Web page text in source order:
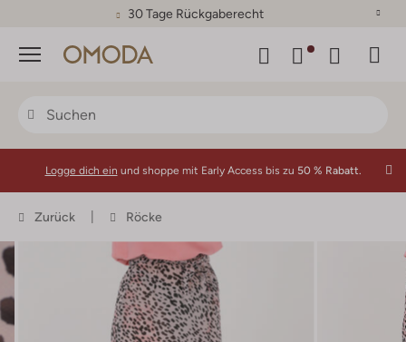
30 Tage Rückgaberecht
Menü
Logge dich ein und shoppe mit Early Access bis zu 50 % Rabatt.
Zurück Röcke